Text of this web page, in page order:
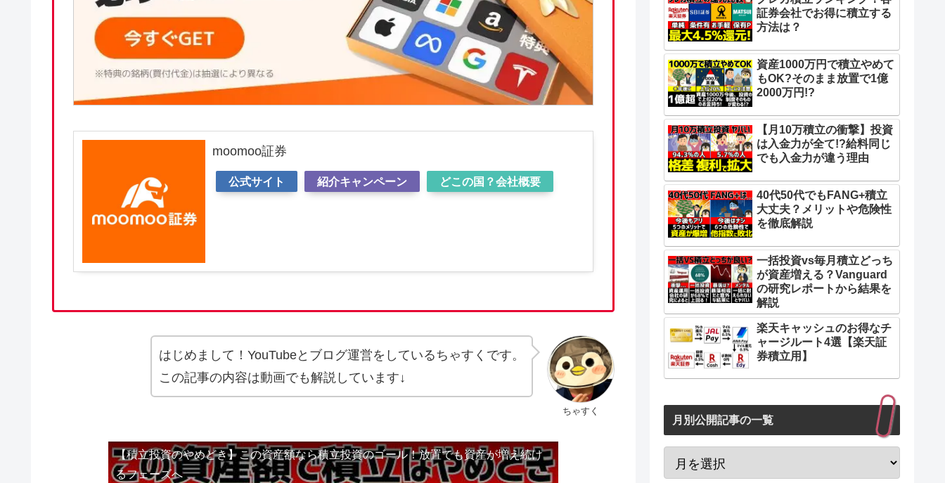
moomoo証券
公式サイト 紹介キャンペーン どこの国？会社概要
ちゃすく
はじめまして！YouTubeとブログ運営をしているちゃすくです。
この記事の内容は動画でも解説しています↓
【積立投資のやめどき】この資産額なら積立投資のゴール！放置でも資産が増え続け
るフェーズへ
る裏技
方法3：配当や分配金よりも取り崩し
を選ぶ
証券会社でお得に積立する
方法は？
資産1000万円で積立やめて
もOK?そのまま放置で1億
2000万円!?
【月10万積立の衝撃】投資
は入金力が全て!?給料同じ
でも入金力が違う理由
40代50代でもFANG+積立
大丈夫？メリットや危険性
を徹底解説
一括投資vs毎月積立どっち
が資産増える？Vanguard
の研究レポートから結果を
解説
楽天キャッシュのお得なチ
ャージルート4選【楽天証
券積立用】
月別公開記事の一覧